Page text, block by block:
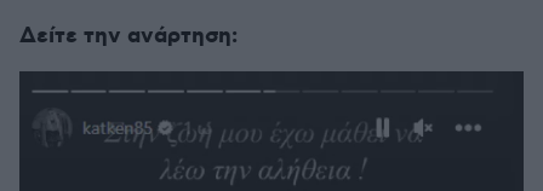
Δείτε την ανάρτηση: